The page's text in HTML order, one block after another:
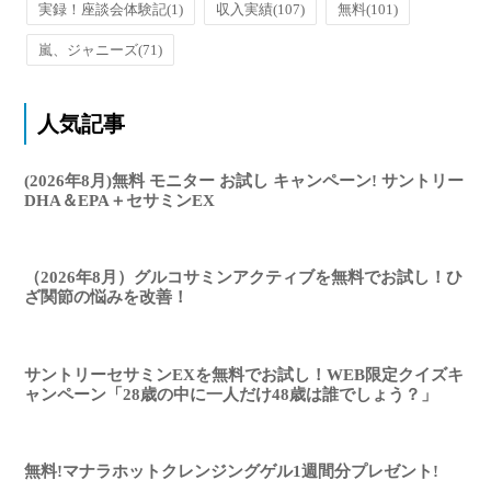
実録！座談会体験記(1) 収入実績(107) 無料(101)
嵐、ジャニーズ(71)
人気記事
(2026年8月)無料 モニター お試し キャンペーン! サントリー
DHA＆EPA＋セサミンEX
（2026年8月）グルコサミンアクティブを無料でお試し！ひ
ざ関節の悩みを改善！
サントリーセサミンEXを無料でお試し！WEB限定クイズキ
ャンペーン「28歳の中に一人だけ48歳は誰でしょう？」
無料!マナラホットクレンジングゲル1週間分プレゼント!